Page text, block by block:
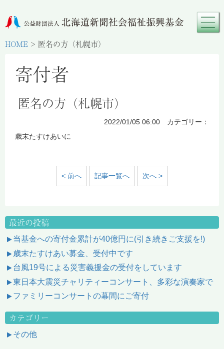
HOME > 匿名の方（札幌市）
寄付者
匿名の方（札幌市）
2022/01/05 06:00 カテゴリー：
歳末たすけあいに
< 前へ 記事一覧へ 次へ >
最近の投稿
当基金への寄付金累計が40億円に(引き続きご支援を!)
歳末たすけあい募金、受付中です
台風19号による災害義援金の受付をしています
東日本大震災チャリティーコンサート、多彩な演奏家で
ファミリーコンサートの幕間にご寄付
カテゴリー
その他